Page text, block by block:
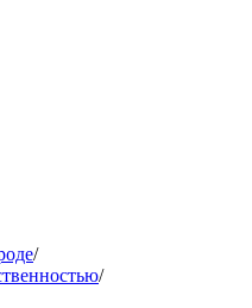
/
/